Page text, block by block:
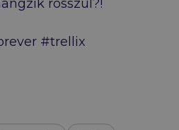
rosszul?!
#trellix
mail